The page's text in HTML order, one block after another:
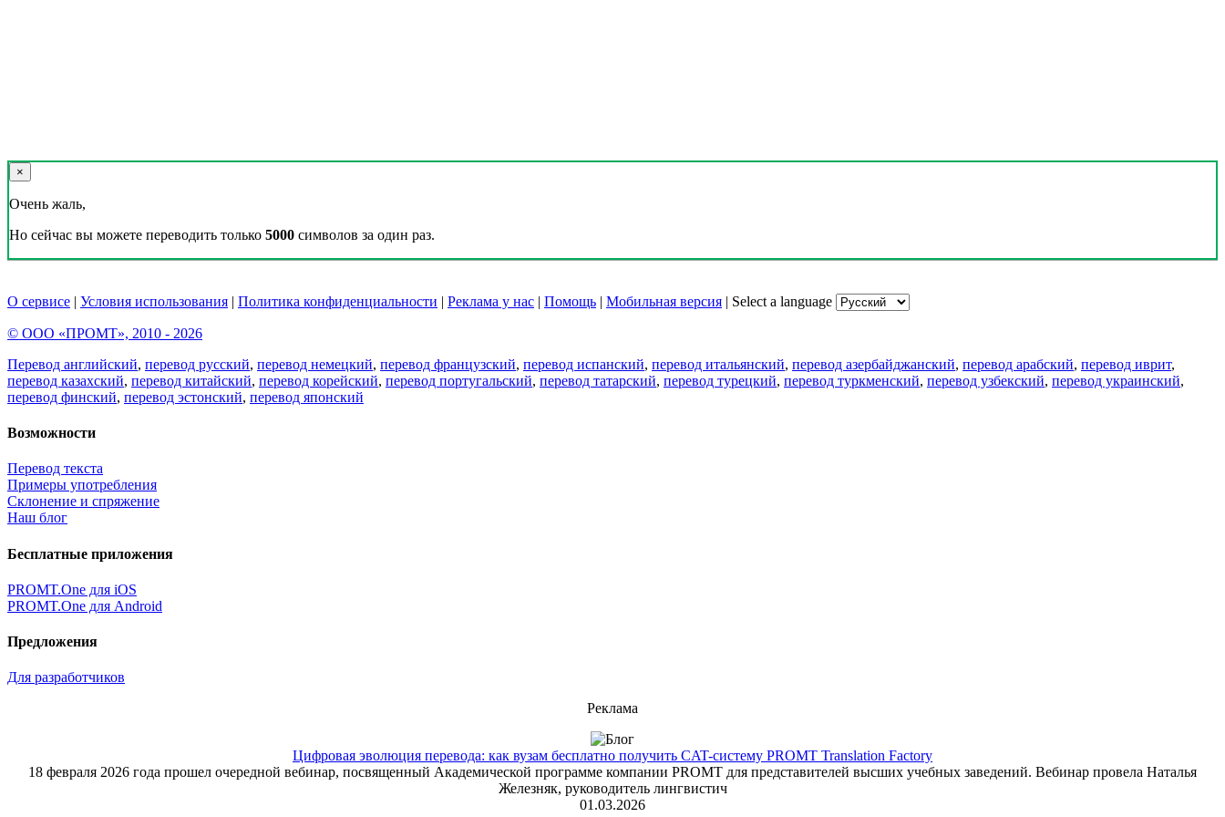
×
Очень жаль,
Но сейчас вы можете переводить только 5000 символов за один раз.
О сервисе | Условия использования | Политика конфиденциальности | Реклама у нас | Помощь | Мобильная версия | Select a language
© ООО «ПРОМТ», 2010 - 2026
Перевод английский, перевод русский, перевод немецкий, перевод французский, перевод испанский, перевод итальянский, перевод азербайджанский, перевод арабский, перевод иврит,
перевод казахский, перевод китайский, перевод корейский, перевод португальский, перевод татарский, перевод турецкий, перевод туркменский, перевод узбекский, перевод украинский,
перевод финский, перевод эстонский, перевод японский
Возможности
Перевод текста
Примеры употребления
Склонение и спряжение
Наш блог
Бесплатные приложения
PROMT.One для iOS
PROMT.One для Android
Предложения
Для разработчиков
Реклама
Цифровая эволюция перевода: как вузам бесплатно получить CAT-систему PROMT Translation Factory
18 февраля 2026 года прошел очередной вебинар, посвященный Академической программе компании PROMT для представителей высших учебных заведений. Вебинар провела Наталья
Железняк, руководитель лингвистич
01.03.2026